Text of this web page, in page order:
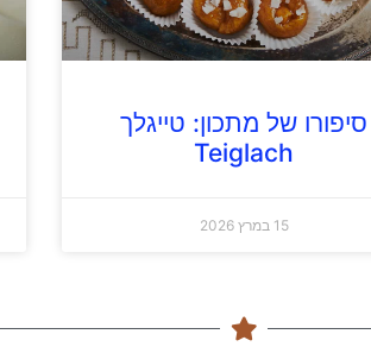
סיפורו של מתכון: טייגלך
Teiglach
15 במרץ 2026